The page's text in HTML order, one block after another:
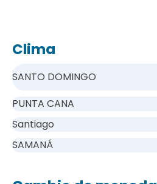
Clima
SANTO DOMINGO
PUNTA CANA
Santiago
SAMANÁ